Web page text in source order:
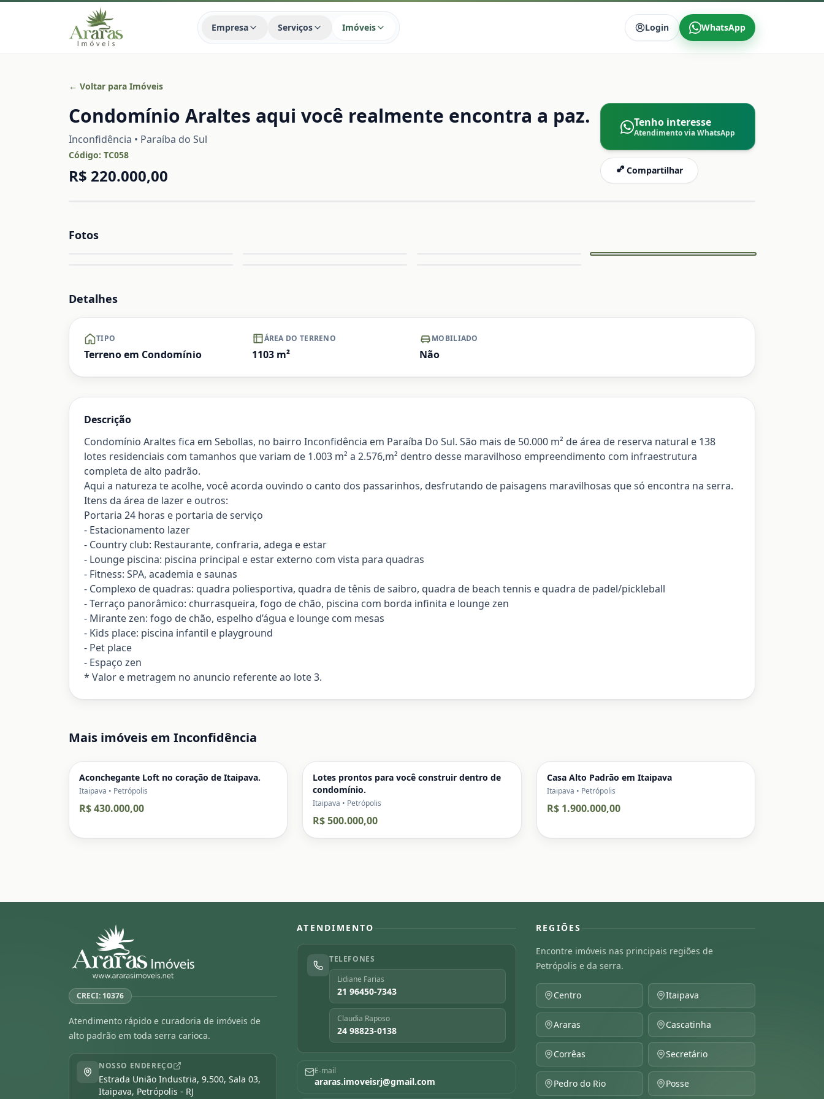
Empresa Serviços Imóveis Login WhatsApp
← Voltar para Imóveis
Condomínio Araltes aqui você realmente encontra a paz.
Inconfidência • Paraíba do Sul
Código: TC058
R$ 220.000,00
Tenho interesse
Atendimento via WhatsApp
Compartilhar
Fotos
Detalhes
TIPO
Terreno em Condomínio
ÁREA DO TERRENO
1103m²
MOBILIADO
Não
Descrição
Condomínio Araltes fica em Sebollas, no bairro Inconfidência em Paraíba Do Sul. São mais de 50.000 m² de área de reserva natural e 138
lotes residenciais com tamanhos que variam de 1.003 m² a 2.576,m² dentro desse maravilhoso empreendimento com infraestrutura
completa de alto padrão.
Aqui a natureza te acolhe, você acorda ouvindo o canto dos passarinhos, desfrutando de paisagens maravilhosas que só encontra na serra.
Itens da área de lazer e outros:
Portaria 24 horas e portaria de serviço
- Estacionamento lazer
- Country club: Restaurante, confraria, adega e estar
- Lounge piscina: piscina principal e estar externo com vista para quadras
- Fitness: SPA, academia e saunas
- Complexo de quadras: quadra poliesportiva, quadra de tênis de saibro, quadra de beach tennis e quadra de padel/pickleball
- Terraço panorâmico: churrasqueira, fogo de chão, piscina com borda infinita e lounge zen
- Mirante zen: fogo de chão, espelho d’água e lounge com mesas
- Kids place: piscina infantil e playground
- Pet place
- Espaço zen
* Valor e metragem no anuncio referente ao lote 3.
Mais imóveis em Inconfidência
Aconchegante Loft no coração de Itaipava.
Itaipava • Petrópolis
R$ 430.000,00
Lotes prontos para você construir dentro de
condomínio.
Itaipava • Petrópolis
R$ 500.000,00
Casa Alto Padrão em Itaipava
Itaipava • Petrópolis
R$ 1.900.000,00
CRECI: 10376
Atendimento rápido e curadoria de imóveis de
alto padrão em toda serra carioca.
NOSSO ENDEREÇO
Estrada União Industria, 9.500, Sala 03,
Itaipava, Petrópolis - RJ
ATENDIMENTO
TELEFONES
Lidiane Farias
21 96450-7343
Claudia Raposo
24 98823-0138
E-mail
araras.imoveisrj@gmail.com
REGIÕES
Encontre imóveis nas principais regiões de
Petrópolis e da serra.
Centro Itaipava
Araras Cascatinha
Corrêas Secretário
Pedro do Rio Posse